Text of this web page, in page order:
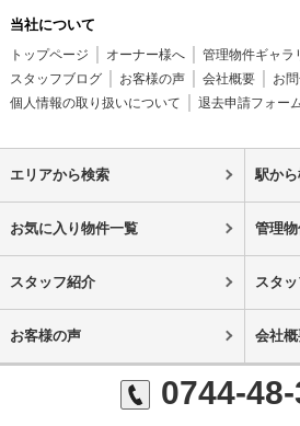
当社について
トップページ オーナー様へ 管理物件ギャラ
スタッフブログ
お客様の声 会社概要 お
個人情報の取り扱いについて
退去申請フォー
エリアから検索 駅か
お気に入り物件一覧 管理
スタッフ紹介 スタ
お客様の声 会社
0744-